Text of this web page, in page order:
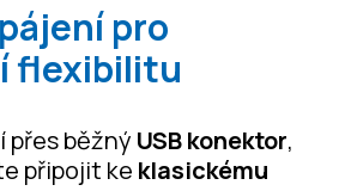
pro
flexibilitu
přes běžný USB konektor,
připojit ke klasickému